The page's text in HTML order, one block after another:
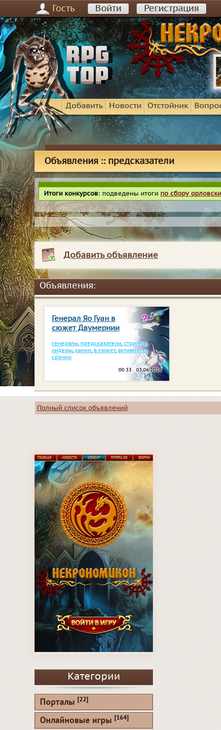
Гость Войти Регистрация
Добавить Новости Отстойник
Объявления :: предсказатели
Итоги конкурсов: подведены итоги по сбору
Добавить объявление
Объявления:
Генерал Яо Гуан в
сюжет Двумернии
генералы, предсказатели, стратеги,
лидеры, канон, в сюжет, активность,
срочно
00:33 03.06.2026
Полный список объявлений
Категории
Порталы [22]
Онлайновые игры [164]